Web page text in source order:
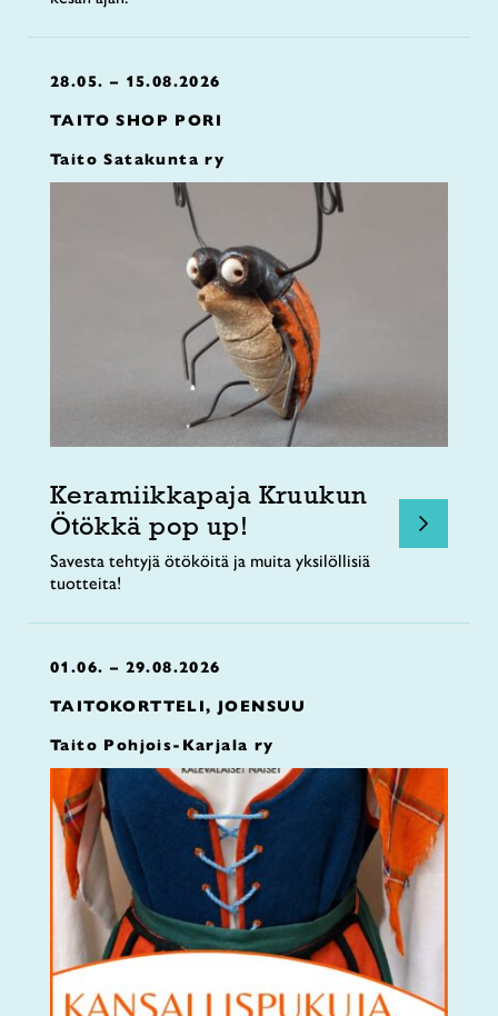
28.05. – 15.08.2026
TAITO SHOP PORI
Taito Satakunta ry
Keramiikkapaja Kruukun
Ötökkä pop up!
Savesta tehtyjä ötököitä ja muita yksilöllisiä
tuotteita!
01.06. – 29.08.2026
TAITOKORTTELI, JOENSUU
Taito Pohjois-Karjala ry